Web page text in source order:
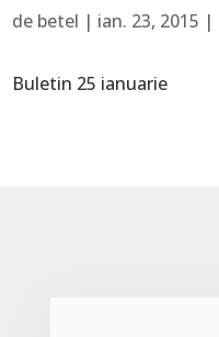
de betel | ian. 23, 2015 |
Buletin 25 ianuarie